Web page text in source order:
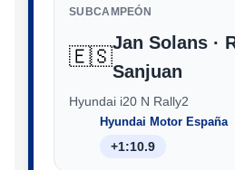
SUBCAMPEÓN
🇪🇸
Jan Solans ·
Sanjuan
Hyundai i20 N Rally2
Hyundai Motor España
+1:10.9